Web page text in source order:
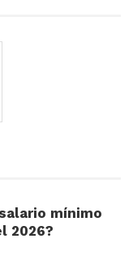
mínimo
2026?